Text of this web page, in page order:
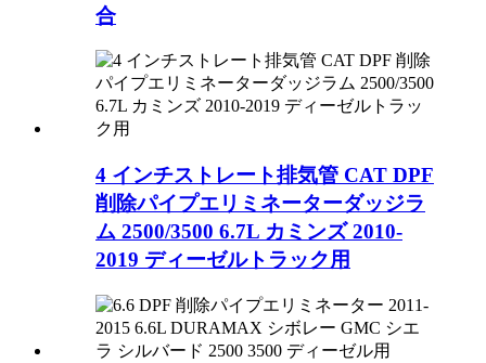
合
4 インチストレート排気管 CAT DPF
削除パイプエリミネーターダッジラ
ム 2500/3500 6.7L カミンズ 2010-
2019 ディーゼルトラック用